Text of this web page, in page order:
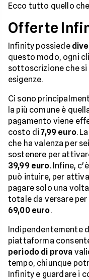
Ecco tutto quello
Offerte
Infinity possiede
questo modo, ogni
sottoscrizione che si
esigenze.
Ci sono
la più comune è
pagamento viene
costo di7,99 euro.
che ha valenza per
sostenere per
39,99 euro. Infine,
può intuire, per
pagare solo una
totale da versare
69,00 euro.
Indipendentemente
piattaforma
periodo di prova
tempo, chiunque
Infinity e guardare i